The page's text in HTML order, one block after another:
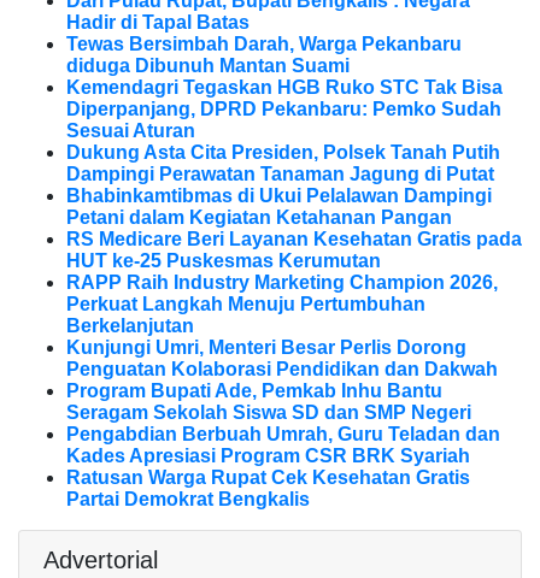
Hadir di Tapal Batas
Tewas Bersimbah Darah, Warga Pekanbaru
diduga Dibunuh Mantan Suami
Kemendagri Tegaskan HGB Ruko STC Tak Bisa
Diperpanjang, DPRD Pekanbaru: Pemko Sudah
Sesuai Aturan
Dukung Asta Cita Presiden, Polsek Tanah Putih
Dampingi Perawatan Tanaman Jagung di Putat
Bhabinkamtibmas di Ukui Pelalawan Dampingi
Petani dalam Kegiatan Ketahanan Pangan
RS Medicare Beri Layanan Kesehatan Gratis pada
HUT ke-25 Puskesmas Kerumutan
RAPP Raih Industry Marketing Champion 2026,
Perkuat Langkah Menuju Pertumbuhan
Berkelanjutan
Kunjungi Umri, Menteri Besar Perlis Dorong
Penguatan Kolaborasi Pendidikan dan Dakwah
Program Bupati Ade, Pemkab Inhu Bantu
Seragam Sekolah Siswa SD dan SMP Negeri
Pengabdian Berbuah Umrah, Guru Teladan dan
Kades Apresiasi Program CSR BRK Syariah
Ratusan Warga Rupat Cek Kesehatan Gratis
Partai Demokrat Bengkalis
Advertorial